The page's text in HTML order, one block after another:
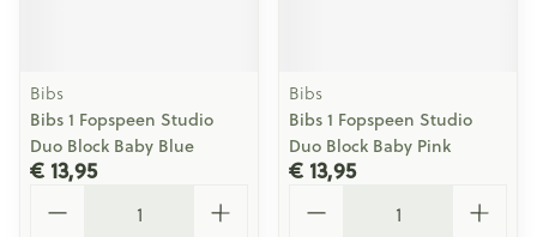
Bibs
Bibs 1 Fopspeen Studio
Duo Block Baby Blue
€ 13,95
Bibs
Bibs 1 Fopspeen Studio
Duo Block Baby Pink
€ 13,95